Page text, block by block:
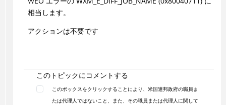
相当します。
アクションは不要です
このトピックにコメントする
このボックスをクリックすることにより、米国連邦政府の職員ま
たは代理人ではないこと、また、その職員または代理人に関して